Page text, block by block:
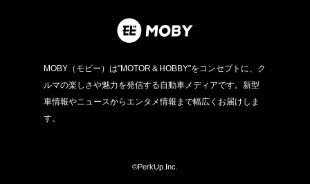
MOBY（モビー）は"MOTOR＆HOBBY"をコンセプトに、ク
ルマの楽しさや魅力を発信する自動車メディアです。新型
車情報やニュースからエンタメ情報まで幅広くお届けしま
す。
©PerkUp.Inc.